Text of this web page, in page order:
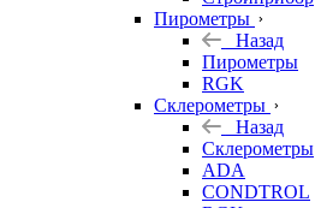
Пирометры
Назад
Пирометры
RGK
Склерометры
Назад
Склерометры
ADA
CONDTROL